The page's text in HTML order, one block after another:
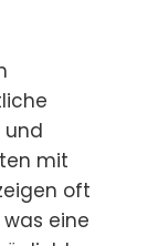
und
mit
oft
eine